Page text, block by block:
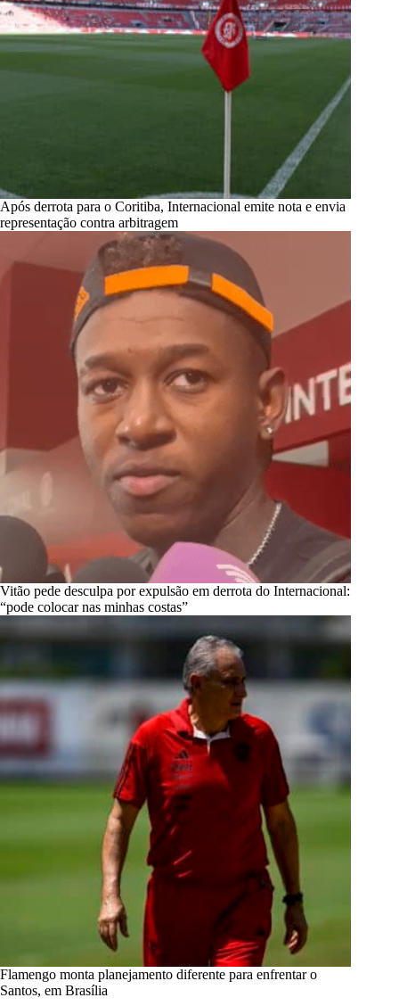
Após derrota para o Coritiba, Internacional emite nota e envia
representação contra arbitragem
Vitão pede desculpa por expulsão em derrota do Internacional:
“pode colocar nas minhas costas”
Flamengo monta planejamento diferente para enfrentar o
Santos, em Brasília